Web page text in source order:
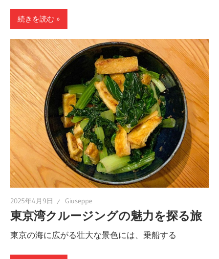
続きを読む
2025年4月9日 Giuseppe
東京湾クルージングの魅力を探る旅
東京の海に広がる壮大な景色には、乗船する